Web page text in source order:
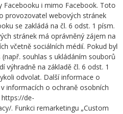
Facebooku i mimo Facebook. Toto
provozovatel webových stránek
se zakládá na čl. 6 odst. 1 písm.
stránek má oprávněný zájem na
včetně sociálních médií. Pokud byl
souhlas s ukládáním souborů
výhradně na základě čl. 6 odst. 1
odvolat. Další informace o
informacích o ochraně osobních
de-
. Funkci remarketingu „Custom